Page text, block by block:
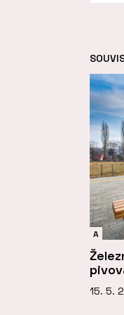
A
15. 5.